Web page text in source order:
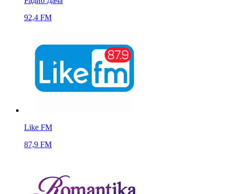
92,4 FM
Like FM
87,9 FM